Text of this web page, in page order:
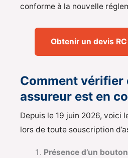
conforme à la nouvelle
Obtenir un devis
Comment vérifier
assureur est en
Depuis le 19 juin 2026, voici
lors de toute souscription
Présence d’un